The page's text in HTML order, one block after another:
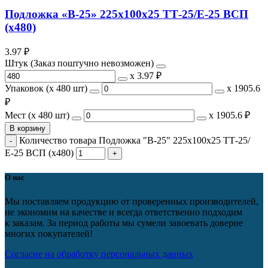
Подложка «В-25» 225х100х25 ТТ-25/Е-25 ВСП
(х480)
3.97 ₽
Штук (Заказ поштучно невозможен)
х 3.97 ₽
Упаковок (x 480 шт)
х 1905.6
₽
Мест (x 480 шт)
х 1905.6 ₽
В корзину
Количество товара Подложка "В-25" 225х100х25 ТТ-25/
Е-25 ВСП (х480)
О нас
Мы поставляем продукцию от проверенных производителей,
не экономим на качестве и всегда ответственно подходим
к заказам. За период работы мы сумели завоевать доверие
многих покупателей!
Согласие на обработку персональных данных